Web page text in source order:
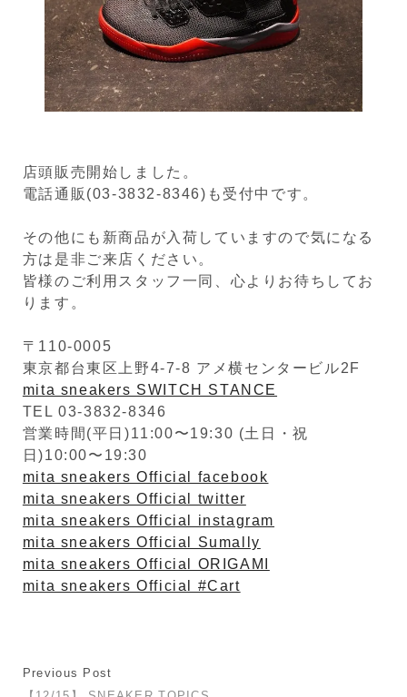
店頭販売開始しました。
電話通販(03-3832-8346)も受付中です。
その他にも新商品が入荷していますので気になる
方は是非ご来店ください。
皆様のご利用スタッフ一同、心よりお待ちしてお
ります。
〒110-0005
東京都台東区上野4-7-8 アメ横センタービル2F
mita sneakers SWITCH STANCE
TEL 03-3832-8346
営業時間(平日)11:00〜19:30 (土日・祝
日)10:00〜19:30
mita sneakers Official facebook
mita sneakers Official twitter
mita sneakers Official instagram
mita sneakers Official Sumally
mita sneakers Official ORIGAMI
mita sneakers Official #Cart
Previous Post